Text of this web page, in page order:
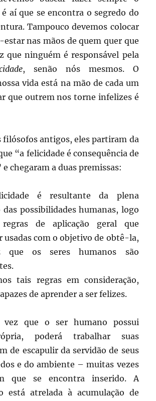
aí que se encontra o segredo do
Tampouco devemos colocar
nas mãos de quem quer que
que ninguém é responsável pela
, senão nós mesmos. O
vida está na mão de cada um
que outrem nos torne infelizes é
filósofos antigos, eles partiram da
“a felicidade é consequência de
chegaram a duas premissas:
é resultante da plena
das possibilidades humanas, logo
de aplicação geral que
usadas com o objetivo de obtê-la,
que os seres humanos são
tais regras em consideração,
de aprender a ser felizes.
vez que o ser humano possui
poderá trabalhar suas
de escapulir da servidão de seus
e do ambiente – muitas vezes
que se encontra inserido. A
está atrelada à acumulação de